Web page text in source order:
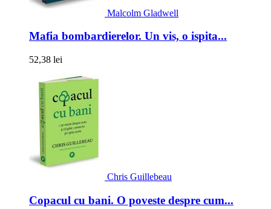
Malcolm Gladwell
Mafia bombardierelor. Un vis, o ispita...
52,38 lei
Chris Guillebeau
Copacul cu bani. O poveste despre cum...